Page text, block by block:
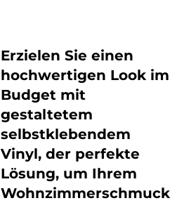
Erzielen Sie einen
hochwertigen Look im
Budget mit
gestaltetem
selbstklebendem
Vinyl, der perfekte
Lösung, um Ihrem
Wohnzimmerschmuck